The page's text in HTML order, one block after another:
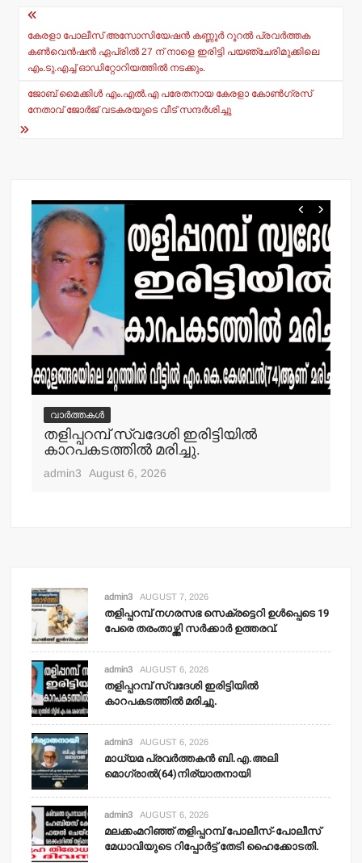
p
p
o
o
k
Post
navigation
കേരളാ പോലീസ് അസോസിയേഷന്‍ കണ്ണൂര്‍ റൂറല്‍ പ്രവര്‍ത്തക
കണ്‍വെന്‍ഷന്‍ ഏപ്രില്‍ 27 ന് നാളെ ഇരിട്ടി പയഞ്ചേരിമുക്കിലെ
എം.ടു.എച്ച് ഓഡിറ്റോറിയത്തില്‍ നടക്കും.
ജോബ് മൈക്കിള്‍ എം.എല്‍.എ പരേതനായ കേരളാ കോണ്‍ഗ്രസ്
നേതാവ് ജോര്‍ജ് വടകരയുടെ വീട് സന്ദര്‍ശിച്ചു
വാർത്തകൾ
തളിപ്പറമ്പ് സ്വദേശി ഇരിട്ടിയില്‍
കാറപകടത്തില്‍ മരിച്ചു.
admin3 August 6, 2026
admin3 AUGUST 7, 2026
തളിപ്പറമ്പ് നഗരസഭ സെക്രട്ടെറി ഉള്‍പ്പെടെ 19
പേരെ തരംതാഴ്ത്തി സര്‍ക്കാര്‍ ഉത്തരവ്.
admin3 AUGUST 6, 2026
തളിപ്പറമ്പ് സ്വദേശി ഇരിട്ടിയില്‍
കാറപകടത്തില്‍ മരിച്ചു.
admin3 AUGUST 6, 2026
മാധ്യമ പ്രവര്‍ത്തകന്‍ ബി.എ.അലി
മൊഗ്രാല്‍(64)നിര്യാതനായി
admin3 AUGUST 6, 2026
മലക്കംമറിഞ്ഞ് തളിപ്പറമ്പ് പോലീസ്-പോലീസ്
മേധാവിയുടെ റിപ്പോര്‍ട്ട് തേടി ഹൈക്കോടതി.